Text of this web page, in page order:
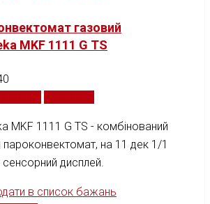
газовий
MKF 1111 G TS
MKF 1111 G TS - комбінований
пароконвектомат, на 11 дек 1/1
дисплей.
в список бажань